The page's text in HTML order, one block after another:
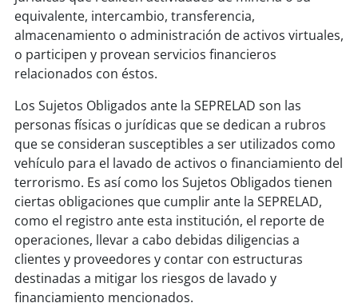
equivalente, intercambio, transferencia,
almacenamiento o administración de activos virtuales,
o participen y provean servicios financieros
relacionados con éstos.
Los Sujetos Obligados ante la SEPRELAD son las
personas físicas o jurídicas que se dedican a rubros
que se consideran susceptibles a ser utilizados como
vehículo para el lavado de activos o financiamiento del
terrorismo. Es así como los Sujetos Obligados tienen
ciertas obligaciones que cumplir ante la SEPRELAD,
como el registro ante esta institución, el reporte de
operaciones, llevar a cabo debidas diligencias a
clientes y proveedores y contar con estructuras
destinadas a mitigar los riesgos de lavado y
financiamiento mencionados.